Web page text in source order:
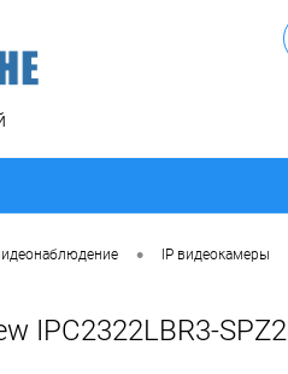
• IP видеокамеры
IPC2322LBR3-